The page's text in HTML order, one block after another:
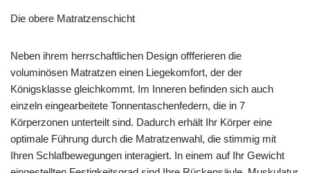
Die obere Matratzenschicht
Neben ihrem herrschaftlichen Design offferieren die
voluminösen Matratzen einen Liegekomfort, der der
Königsklasse gleichkommt. Im Inneren befinden sich auch
einzeln eingearbeitete Tonnentaschenfedern, die in 7
Körperzonen unterteilt sind. Dadurch erhält Ihr Körper eine
optimale Führung durch die Matratzenwahl, die stimmig mit
Ihren Schlafbewegungen interagiert. In einem auf Ihr Gewicht